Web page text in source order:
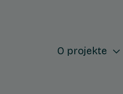
O projekte